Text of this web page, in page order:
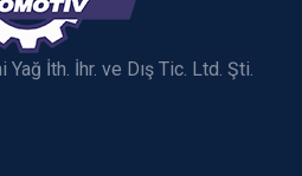
İth. İhr. ve Dış Tic. Ltd. Şti.